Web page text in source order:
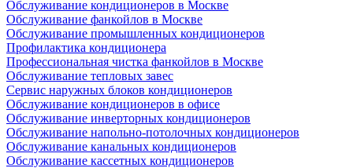
Обслуживание кондиционеров в Москве
Обслуживание фанкойлов в Москве
Обслуживание промышленных кондиционеров
Профилактика кондиционера
Профессиональная чистка фанкойлов в Москве
Обслуживание тепловых завес
Сервис наружных блоков кондиционеров
Обслуживание кондиционеров в офисе
Обслуживание инверторных кондиционеров
Обслуживание напольно-потолочных кондиционеров
Обслуживание канальных кондиционеров
Обслуживание кассетных кондиционеров